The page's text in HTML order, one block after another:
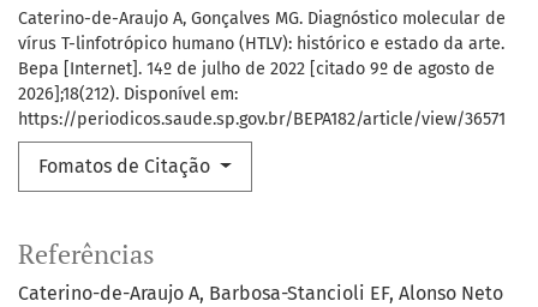
Caterino-de-Araujo A, Gonçalves MG. Diagnóstico molecular de
vírus T-linfotrópico humano (HTLV): histórico e estado da arte.
Bepa [Internet]. 14º de julho de 2022 [citado 9º de agosto de
2026];18(212). Disponível em:
https://periodicos.saude.sp.gov.br/BEPA182/article/view/36571
Fomatos de Citação
Referências
Caterino-de-Araujo A, Barbosa-Stancioli EF, Alonso Neto